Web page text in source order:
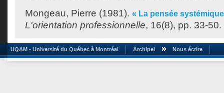
Mongeau, Pierre (1981). « La pensée
L'orientation professionnelle, 16(8), pp. 33-50.
UQAM - Université du Québec à Montréal Archipel Nous écrire